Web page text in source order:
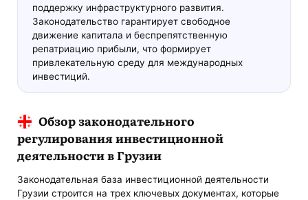
поддержку инфраструктурного развития.
Законодательство гарантирует свободное
движение капитала и беспрепятственную
репатриацию прибыли, что формирует
привлекательную среду для международных
инвестиций.
Обзор законодательного
регулирования инвестиционной
деятельности в Грузии
Законодательная база инвестиционной деятельности
Грузии строится на трех ключевых документах, которые